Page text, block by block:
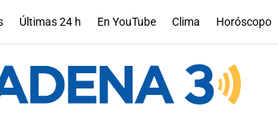
Últimas 24 h En YouTube Clima Horóscopo